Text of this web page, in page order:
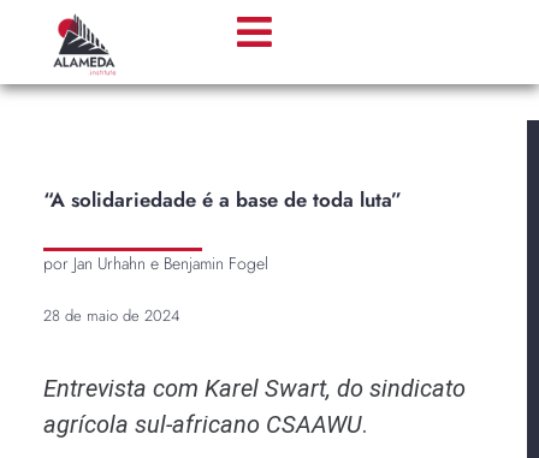
“A solidariedade é a base de toda luta”
por Jan Urhahn e Benjamin Fogel
28 de maio de 2024
Entrevista com Karel Swart, do sindicato
agrícola sul-africano CSAAWU.